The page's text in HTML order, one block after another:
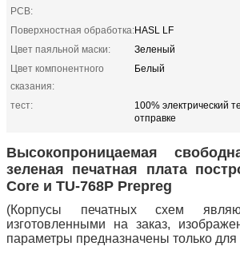
PCB:
Поверхностная обработка:HASL LF
Цвет паяльной маски:
Зеленый
Цвет компонентного
сказания:
Белый
тест:
100% электрический
отправке
Высокопроницаемая
зеленая печатная плата
Core и TU-768P Prepreg
(Корпусы печатных схем
изготовленными на заказ,
параметры предназначены только для